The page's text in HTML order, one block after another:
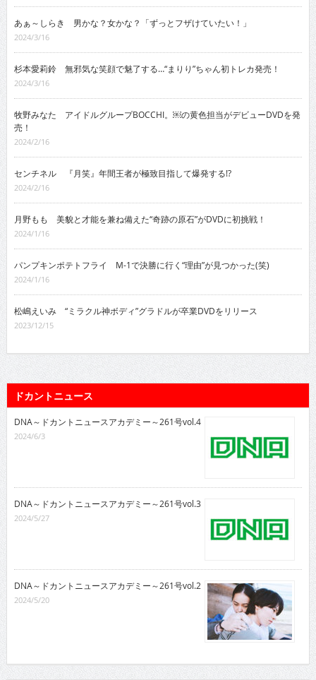
あぁ～しらき 男かな？女かな？「ずっとフザけていたい！」
2024/3/16
杉本愛莉鈴 無邪気な笑顔で魅了する…“まりり”ちゃん初トレカ発売！
2024/3/16
牧野みなた アイドルグループBOCCHI。￼の黄色担当がデビューDVDを発
売！
2024/2/16
センチネル 『月笑』年間王者が極致目指して爆発する!?
2024/2/16
月野もも 美貌と才能を兼ね備えた“奇跡の原石”がDVDに初挑戦！
2024/1/16
パンプキンポテトフライ M-1で決勝に行く“理由”が見つかった(笑)
2024/1/16
松嶋えいみ “ミラクル神ボディ”グラドルが卒業DVDをリリース
2023/12/15
ドカントニュース
DNA～ドカントニュースアカデミー～261号vol.4
2024/6/3
DNA～ドカントニュースアカデミー～261号vol.3
2024/5/27
DNA～ドカントニュースアカデミー～261号vol.2
2024/5/20